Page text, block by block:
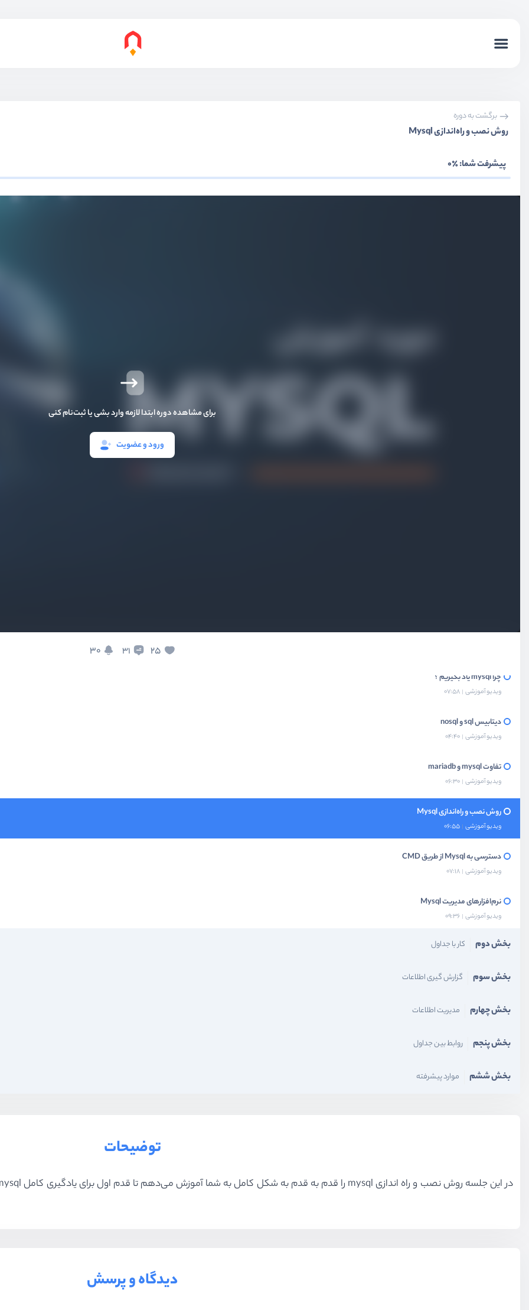
برگشت به دوره
روش نصب و راه‌اندازی Mysql
پیشرفت شما:٪0
برای مشاهده دوره ابتدا لازمه وارد بشی یا ثبت‌نام کنی
ورود و عضویت
25
31
30
معرفی دوره
چرا mysql یاد بگیریم ؟
ویدیو آموزشی 07:58
دیتابیس sql و nosql
ویدیو آموزشی 04:40
تفاوت mysql و mariadb
ویدیو آموزشی 06:30
روش نصب و راه‌اندازی Mysql
ویدیو آموزشی 06:55
دسترسی به Mysql از طریق CMD
ویدیو آموزشی 07:18
نرم‌افزار‌های مدیریت Mysql
ویدیو آموزشی 09:36
بخش دوم کار با جداول
بخش سوم گزارش گیری اطلاعات
بخش چهارم مدیریت اطلاعات
بخش پنجم روابط بین جداول
بخش ششم موارد پیشرفته
توضیحات
در این جلسه روش نصب و راه اندازی mysql را قدم به قدم به شکل کامل به شما آموزش می‌دهم تا قدم اول برای یادگیری کامل mysql را در این دوره برداریم.
دیدگاه و پرسش